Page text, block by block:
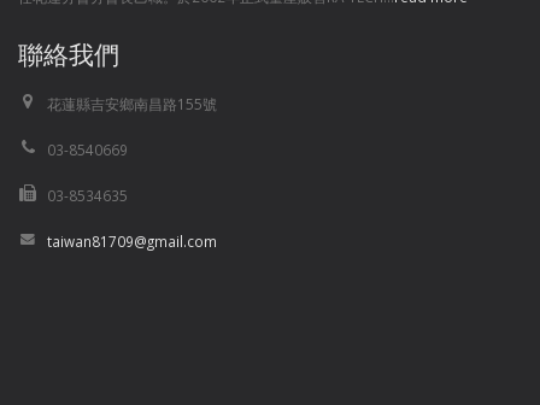
聯絡我們
花蓮縣吉安鄉南昌路155號
03-8540669
03-8534635
taiwan81709@gmail.com